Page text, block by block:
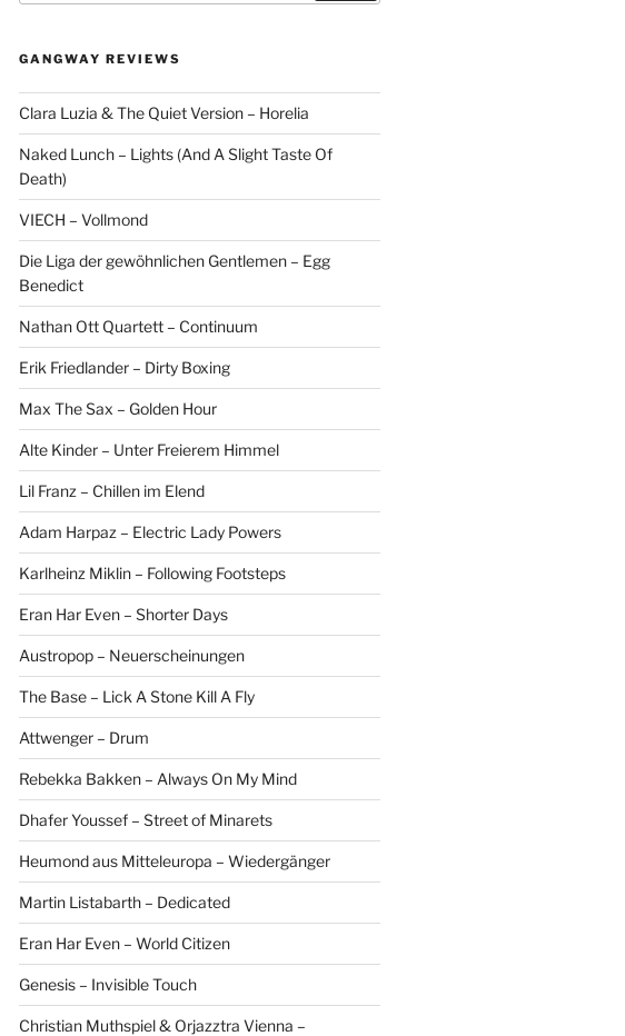
GANGWAY REVIEWS
Clara Luzia & The Quiet Version – Horelia
Naked Lunch – Lights (And A Slight Taste Of
Death)
VIECH – Vollmond
Die Liga der gewöhnlichen Gentlemen – Egg
Benedict
Nathan Ott Quartett – Continuum
Erik Friedlander – Dirty Boxing
Max The Sax – Golden Hour
Alte Kinder – Unter Freierem Himmel
Lil Franz – Chillen im Elend
Adam Harpaz – Electric Lady Powers
Karlheinz Miklin – Following Footsteps
Eran Har Even – Shorter Days
Austropop – Neuerscheinungen
The Base – Lick A Stone Kill A Fly
Attwenger – Drum
Rebekka Bakken – Always On My Mind
Dhafer Youssef – Street of Minarets
Heumond aus Mitteleuropa – Wiedergänger
Martin Listabarth – Dedicated
Eran Har Even – World Citizen
Genesis – Invisible Touch
Christian Muthspiel & Orjazztra Vienna –